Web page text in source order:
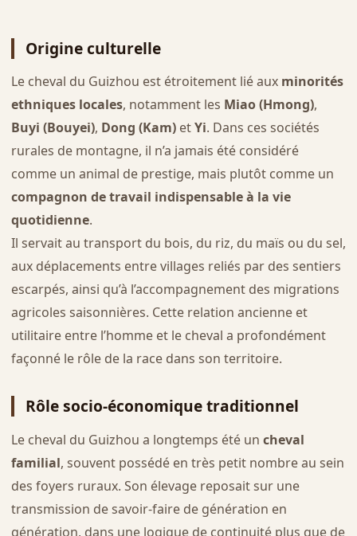
Origine culturelle
Le cheval du Guizhou est étroitement lié aux minorités
ethniques locales, notamment les Miao (Hmong),
Buyi (Bouyei), Dong (Kam)etYi. Dans ces sociétés
rurales de montagne, il n’a jamais été considéré
comme un animal de prestige, mais plutôt comme un
compagnon de travail indispensable à la vie
quotidienne.
Il servait au transport du bois, du riz, du maïs ou du sel,
aux déplacements entre villages reliés par des sentiers
escarpés, ainsi qu’à l’accompagnement des migrations
agricoles saisonnières. Cette relation ancienne et
utilitaire entre l’homme et le cheval a profondément
façonné le rôle de la race dans son territoire.
Rôle socio-économique traditionnel
Le cheval du Guizhou a longtemps été un cheval
familial, souvent possédé en très petit nombre au sein
des foyers ruraux. Son élevage reposait sur une
transmission de savoir-faire de génération en
génération, dans une logique de continuité plus que de